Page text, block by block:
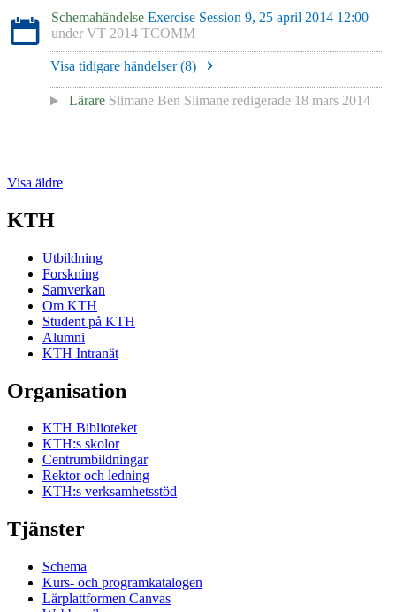
Schemahändelse Exercise Session 9, 25 april 2014 12:00
under VT 2014 TCOMM
Visa tidigare händelser (8)
Lärare Slimane Ben Slimaneredigerade 18 mars 2014
Visa äldre
KTH
Utbildning
Forskning
Samverkan
Om KTH
Student på KTH
Alumni
KTH Intranät
Organisation
KTH Biblioteket
KTH:s skolor
Centrumbildningar
Rektor och ledning
KTH:s verksamhetsstöd
Tjänster
Schema
Kurs- och programkatalogen
Lärplattformen Canvas